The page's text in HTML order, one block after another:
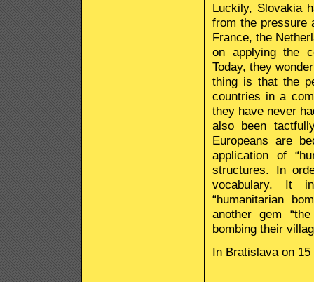
Luckily, Slovakia
from the pressure
France, the
on applying the
Today, they
thing is that the
countries in a
they have never
also been
Europeans are
application of
structures. In
vocabulary. It
“humanitarian
another gem
bombing their
In Bratislava on